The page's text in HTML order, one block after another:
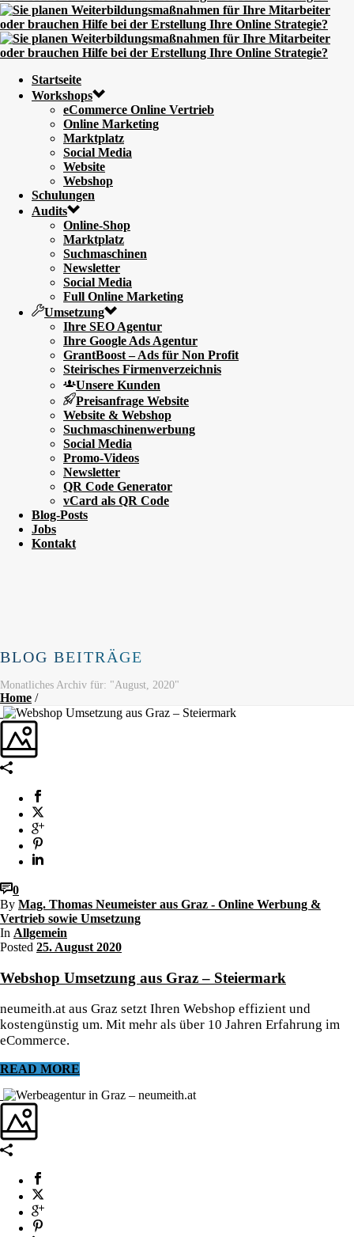
Startseite
Workshops
eCommerce Online Vertrieb
Online Marketing
Marktplatz
Social Media
Website
Webshop
Schulungen
Audits
Online-Shop
Marktplatz
Suchmaschinen
Newsletter
Social Media
Full Online Marketing
Umsetzung
Ihre SEO Agentur
Ihre Google Ads Agentur
GrantBoost – Ads für Non Profit
Steirisches Firmenverzeichnis
Unsere Kunden
Preisanfrage Website
Website & Webshop
Suchmaschinenwerbung
Social Media
Promo-Videos
Newsletter
QR Code Generator
vCard als QR Code
Blog-Posts
Jobs
Kontakt
BLOG BEITRÄGE
Monatliches Archiv für: "August, 2020"
Home /
0
By Mag. Thomas Neumeister aus Graz - Online Werbung &
Vertrieb sowie Umsetzung
In Allgemein
Posted 25. August 2020
Webshop Umsetzung aus Graz – Steiermark
neumeith.at aus Graz setzt Ihren Webshop effizient und
kostengünstig um. Mit mehr als über 10 Jahren Erfahrung im
eCommerce.
READ MORE